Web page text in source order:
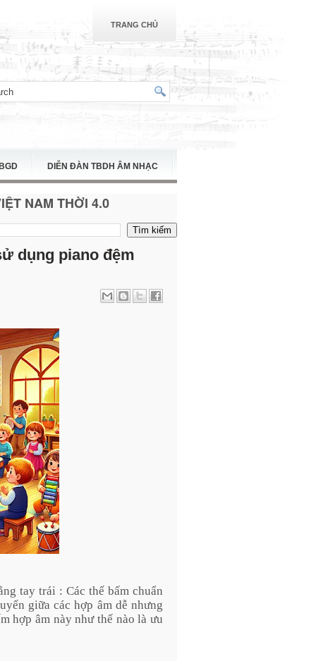
TRANG CHỦ
DIỄN ĐÀN TBDH ÂM NHẠC
NAM THỜI 4.0
dụng piano đệm
tay trái : Các thế bấm chuẩn
giữa các hợp âm dễ nhưng
hợp âm này như thế nào là ưu